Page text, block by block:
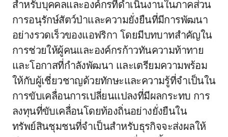
สำหรับบุคคลและองค์กรที่ดำเนินงานในภาคส่วน
การอนุรักษ์สัตว์ป่าและความยั่งยืนที่มีการพัฒนา
อย่างรวดเร็วของแอฟริกา โดยมีบทบาทสำคัญใน
การช่วยให้ผู้คนและองค์กรก้าวทันความท้าทาย
และโอกาสที่กำลังพัฒนา และเตรียมความพร้อม
ให้กับผู้เชี่ยวชาญด้วยทักษะและความรู้ที่จำเป็นใน
การขับเคลื่อนการเปลี่ยนแปลงที่มีผลกระทบ การ
ลงทุนที่ขับเคลื่อนโดยท้องถิ่นอย่างยั่งยืนใน
ทรัพย์สินชุมชนที่จำเป็นสำหรับธุรกิจจะส่งผลให้